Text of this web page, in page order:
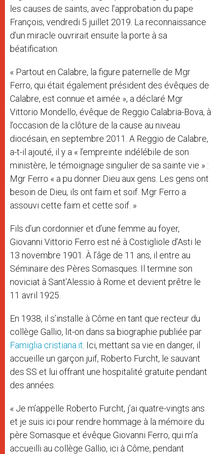
les causes de saints, avec l’approbation du pape
François, vendredi 5 juillet 2019. La reconnaissance
d’un miracle ouvrirait ensuite la porte à sa
béatification.
« Partout en Calabre, la figure paternelle de Mgr
Ferro, qui était également président des évêques de
Calabre, est connue et aimée », a déclaré Mgr
Vittorio Mondello, évêque de Reggio Calabria-Bova, à
l’occasion de la clôture de la cause au niveau
diocésain, en septembre 2011. A Reggio de Calabre,
a-t-il ajouté, il y a « l’empreinte indélébile de son
ministère, le témoignage singulier de sa sainte vie » :
Mgr Ferro « a pu donner Dieu aux gens. Les gens ont
besoin de Dieu, ils ont faim et soif. Mgr Ferro a
assouvi cette faim et cette soif. »
Fils d’un cordonnier et d’une femme au foyer,
Giovanni Vittorio Ferro est né à Costigliole d’Asti le
13 novembre 1901. À l’âge de 11 ans, il entre au
Séminaire des Pères Somasques. Il termine son
noviciat à Sant’Alessio à Rome et devient prêtre le
11 avril 1925.
En 1938, il s’installe à Côme en tant que recteur du
collège Gallio, lit-on dans sa biographie publiée par
Famiglia cristiana.it . Ici, mettant sa vie en danger, il
accueille un garçon juif, Roberto Furcht, le sauvant
des SS et lui offrant une hospitalité gratuite pendant
des années.
« Je m’appelle Roberto Furcht, j’ai quatre-vingts ans
et je suis ici pour rendre hommage à la mémoire du
père Somasque et évêque Giovanni Ferro, qui m’a
accueilli au collège Gallio, ici à Côme, pendant